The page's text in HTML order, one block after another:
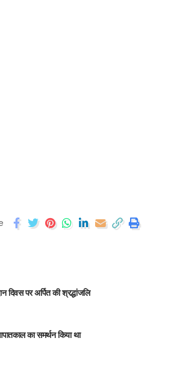
दिवस पर अर्पित की श्रद्धांजलि
का समर्थन किया था